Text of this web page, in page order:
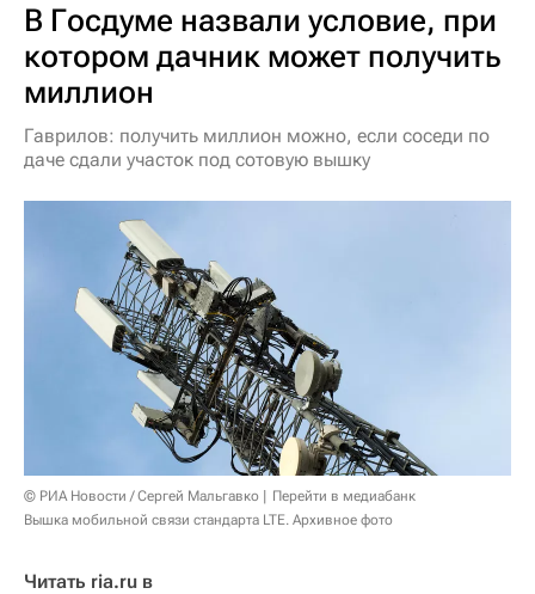
В Госдуме назвали условие, при
котором дачник может получить
миллион
Гаврилов: получить миллион можно, если соседи по
даче сдали участок под сотовую вышку
© РИА Новости / Сергей Мальгавко
Перейти в медиабанк
Вышка мобильной связи стандарта LTE. Архивное фото
Читать ria.ru в